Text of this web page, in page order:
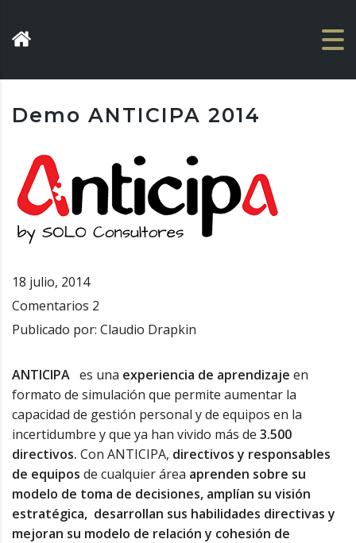
Demo ANTICIPA 2014
18 julio, 2014
Comentarios 2
Publicado por: Claudio Drapkin
ANTICIPA es una experiencia de aprendizaje en
formato de simulación que permite aumentar la
capacidad de gestión personal y de equipos en la
incertidumbre y que ya han vivido más de 3.500
directivos. Con ANTICIPA, directivos y responsables
de equipos de cualquier área aprenden sobre su
modelo de toma de decisiones, amplían su visión
estratégica, desarrollan sus habilidades directivas y
mejoran su modelo de relación y cohesión de